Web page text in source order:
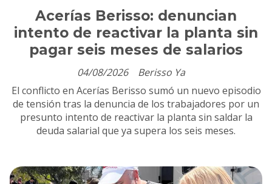
Acerías Berisso: denuncian
intento de reactivar la planta sin
pagar seis meses de salarios
Berisso Ya
04/08/2026
El conflicto en Acerías Berisso sumó un nuevo episodio
de tensión tras la denuncia de los trabajadores por un
presunto intento de reactivar la planta sin saldar la
deuda salarial que ya supera los seis meses.